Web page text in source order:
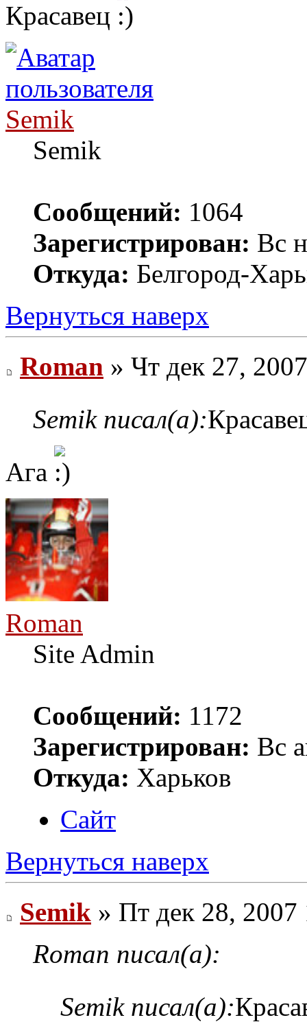
Красавец
Semik
Semik
Сообщений: 1064
Зарегистрирован: Вс
Откуда: Белгород-
Вернуться наверх
Roman » Чт дек 27,
Semik писал(а):
Ага
Roman
Site Admin
Сообщений: 1172
Зарегистрирован: Вс
Откуда: Харьков
Сайт
Вернуться наверх
Semik » Пт дек 28, 2007
Roman писал(а):
Semik писал(а):